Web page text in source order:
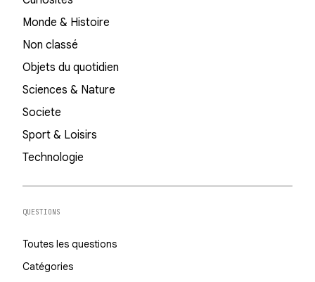
Monde & Histoire
Non classé
Objets du quotidien
Sciences & Nature
Societe
Sport & Loisirs
Technologie
QUESTIONS
Toutes les questions
Catégories